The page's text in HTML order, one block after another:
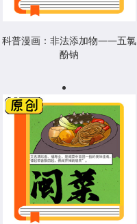
科普漫画：非法添加物——五氯
酚钠